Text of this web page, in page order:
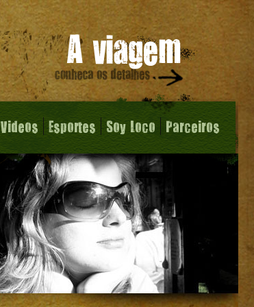
Videos Esportes Soy Loco Parceiros